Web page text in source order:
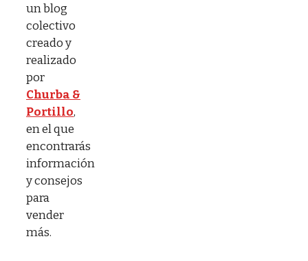
un blog
colectivo
creado y
realizado
por
Churba &
Portillo,
en el que
encontrarás
información
y consejos
para
vender
más.